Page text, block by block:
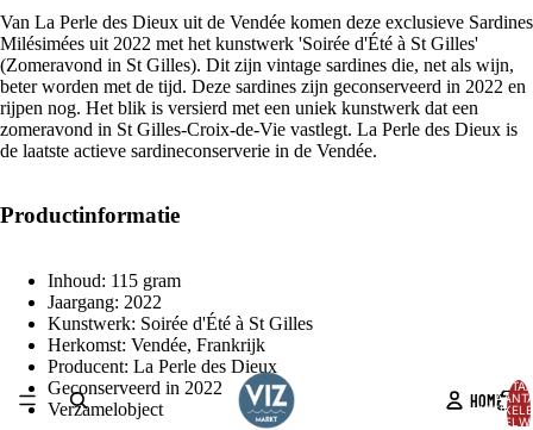
HOME
Van La Perle des Dieux uit de Vendée komen deze exclusieve Sardines
Milésimées uit 2022 met het kunstwerk 'Soirée d'Été à St Gilles'
(Zomeravond in St Gilles). Dit zijn vintage sardines die, net als wijn,
beter worden met de tijd. Deze sardines zijn geconserveerd in 2022 en
rijpen nog. Het blik is versierd met een uniek kunstwerk dat een
zomeravond in St Gilles-Croix-de-Vie vastlegt. La Perle des Dieux is
de laatste actieve sardineconserverie in de Vendée.
Productinformatie
Inhoud: 115 gram
Jaargang: 2022
Kunstwerk: Soirée d'Été à St Gilles
Herkomst: Vendée, Frankrijk
Producent: La Perle des Dieux
Geconserveerd in 2022
Verzamelobject